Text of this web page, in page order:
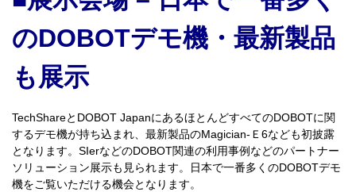
のDOBOTデモ機・最新製品
も展示
TechShareと DOBOT JapanにあるほとんどすべてのDOBOTに関
するデモ機が持ち込まれ、 最新製品のMagician- Ｅ 6なども初披露
となります。 SIerなどのDOBOT関連の利用事例などのパートナー
ソリューション展示も見られます。日本で一番多くのDOBOTデモ
機をご覧いただける機会となります。